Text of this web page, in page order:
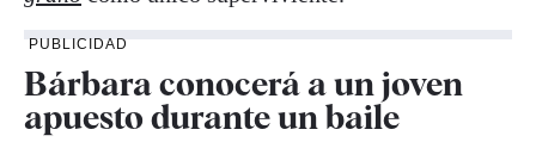
PUBLICIDAD
Bárbara conocerá a un joven
apuesto durante un baile